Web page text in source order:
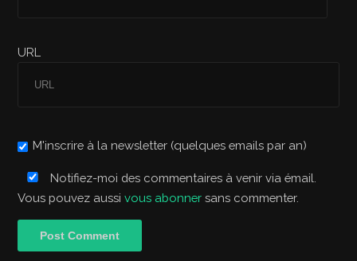
URL
M'inscrire à la newsletter (quelques emails par an)
Notifiez-moi des commentaires à venir via émail.
Vous pouvez aussivous abonner sans commenter.